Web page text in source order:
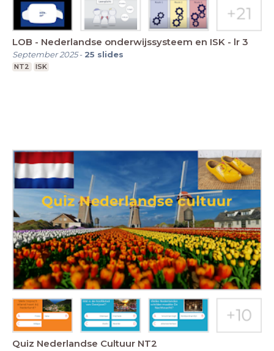
LOB - Nederlandse onderwijssysteem en ISK - lr 3
September 2025- 25 slides
NT2 ISK
Quiz Nederlandse Cultuur NT2